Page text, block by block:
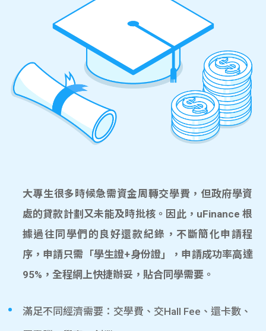
大專生很多時候急需資金周轉交學費，但政府學資
處的貸款計劃又未能及時批核。因此，uFinance 根
據過往同學們的良好還款紀錄，不斷簡化申請程
序，申請只需「學生證+身份證」，申請成功率高達
95%，全程網上快捷辦妥，貼合同學需要。
滿足不同經濟需要：交學費、交Hall Fee、還卡數、